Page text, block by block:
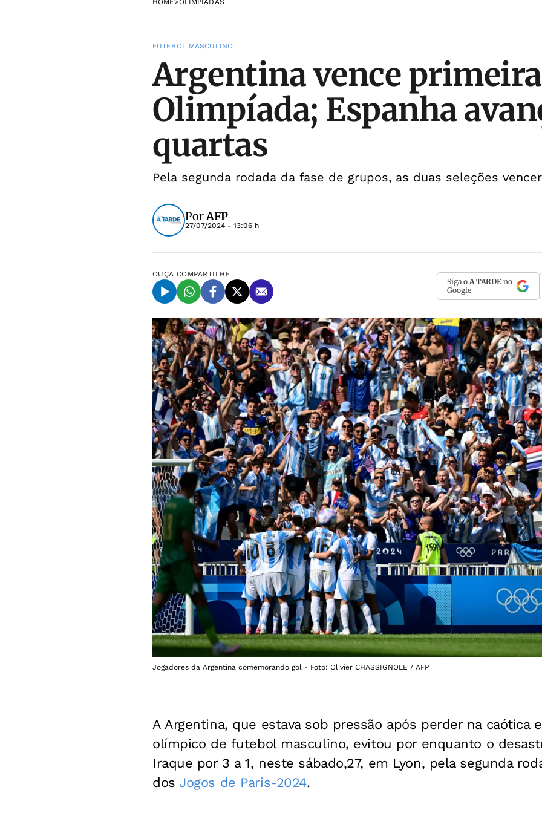
HOME>OLIMPÍADAS
FUTEBOL MASCULINO
Argentina vence
Olimpíada; Espanha
quartas
Pela segunda rodada da fase de grupos, as duas seleções
PorAFP
27/07/2024 - 13:06 h
OUÇA COMPARTILHE
Siga o A TARDE no
Google
Jogadores da Argentina comemorando gol - Foto: Olivier CHASSIGNOLE / AFP
A Argentina, que estava sob pressão após perder na caótica
olímpico de futebol masculino, evitou por enquanto o
Iraque por 3 a 1, neste sábado,27, em Lyon, pela segunda
dos Jogos de Paris-2024.